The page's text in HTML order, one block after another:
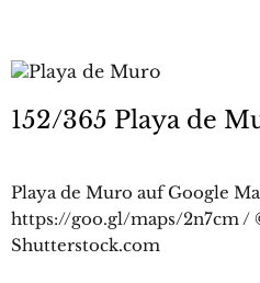
152/365 Playa de
Playa de Muro auf Google
https://goo.gl/maps/2n7cm /
Shutterstock.com